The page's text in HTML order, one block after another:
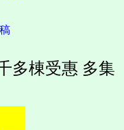
多棟受惠 多集